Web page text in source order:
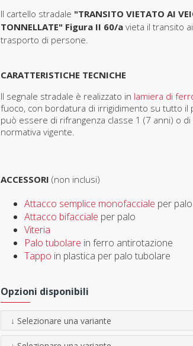
Il cartello stradale "TRANSITO VIETATO AI
TONNELLATE" Figura II 60/avieta il transito
trasporto di persone.
CARATTERISTICHE TECNICHE
Il segnale stradale è realizzato in lamiera di
fuoco, con bordatura di irrigidimento su tutto il
può essere di rifrangenza classe 1 (7 anni) o
normativa vigente.
ACCESSORI (non inclusi)
Attacco semplice monofacciale per palo
Attacco bifacciale per palo
Viteria
Palo tubolare in ferro antirotazione
Tappo in plastica per palo tubolare
Opzioni disponibili